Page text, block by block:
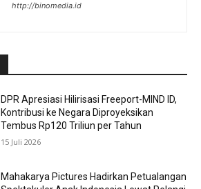
http://binomedia.id
DPR Apresiasi Hilirisasi Freeport-MIND ID,
Kontribusi ke Negara Diproyeksikan
Tembus Rp120 Triliun per Tahun
15 Juli 2026
Mahakarya Pictures Hadirkan Petualangan